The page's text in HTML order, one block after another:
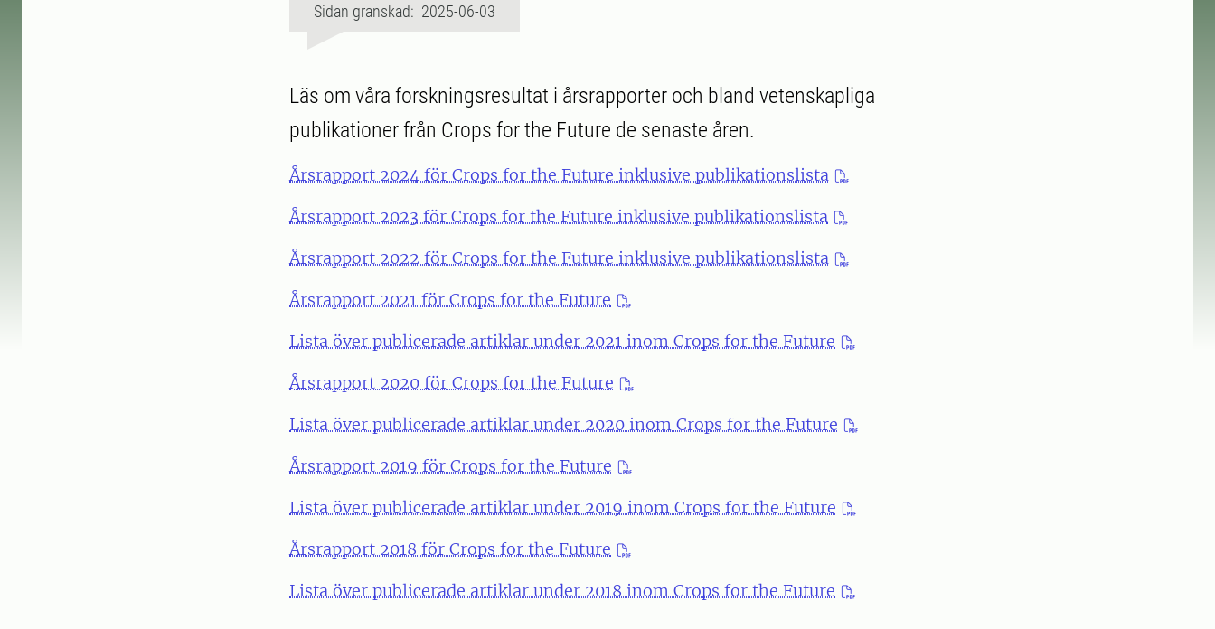
Sidan granskad: 2025-06-03
Läs om våra forskningsresultat i årsrapporter och bland vetenskapliga
publikationer från Crops for the Future de senaste åren.
Årsrapport 2024 för Crops for the Future inklusive publikationslista
Årsrapport 2023 för Crops for the Future inklusive publikationslista
Årsrapport 2022 för Crops for the Future inklusive publikationslista
Årsrapport 2021 för Crops for the Future
Lista över publicerade artiklar under 2021 inom Crops for the Future
Årsrapport 2020 för Crops for the Future
Lista över publicerade artiklar under 2020 inom Crops for the Future
Årsrapport 2019 för Crops for the Future
Lista över publicerade artiklar under 2019 inom Crops for the Future
Årsrapport 2018 för Crops for the Future
Lista över publicerade artiklar under 2018 inom Crops for the Future